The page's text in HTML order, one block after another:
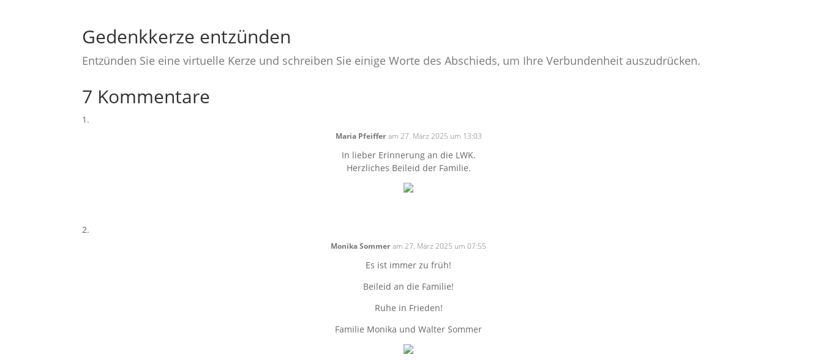
Gedenkkerze entzünden
Entzünden Sie eine virtuelle Kerze und schreiben Sie einige Worte des Abschieds, um Ihre Verbundenheit auszudrücken.
7 Kommentare
Maria Pfeiffer am 27. März 2025 um 13:03
In lieber Erinnerung an die LWK.
Herzliches Beileid der Familie.
Monika Sommer am 27. März 2025 um 07:55
Es ist immer zu früh!
Beileid an die Familie!
Ruhe in Frieden!
Familie Monika und Walter Sommer